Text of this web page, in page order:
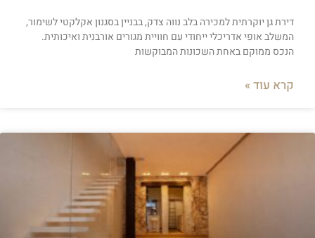
דירת גן יוקרתית למכירה בלב נווה צדק, בבניין בסגנון אקלקטי לשימור,
המשלב אופי אדריכלי ייחודי עם חוויית מגורים אורבנית ואיכותית.
הנכס ממוקם באחת השכונות המבוקשות
קרא עוד »